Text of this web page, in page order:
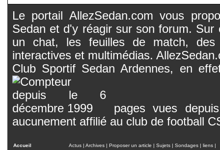
Le portail AllezSedan.com vous
Sedan et d'y réagir sur son forum.
un chat, les feuilles de match, des
interactives et multimédias.
Club Sportif Sedan Ardennes, en
pages vues
aucunement affilié au club de football
Accueil Actus | Archives | Proposer un article | Sujets | Sondages | liens |